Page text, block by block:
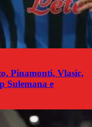
Pinamonti, Vlasic,
Sulemana e